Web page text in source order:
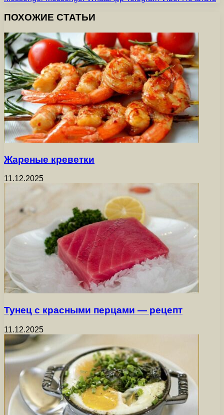
ПОХОЖИЕ СТАТЬИ
Жареные креветки
11.12.2025
Тунец с красными перцами — рецепт
11.12.2025